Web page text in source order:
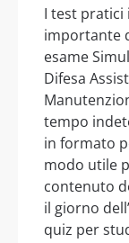
I test
importante
esame
Difesa
tempo
in formato
modo utile
contenuto
il giorno
quiz per